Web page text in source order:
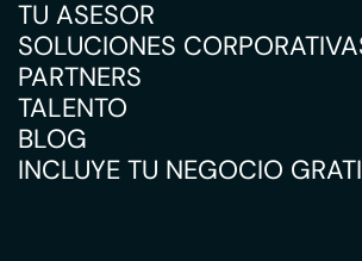
TU ASESOR
SOLUCIONES
PARTNERS
TALENTO
BLOG
INCLUYE TU NEGOCIO